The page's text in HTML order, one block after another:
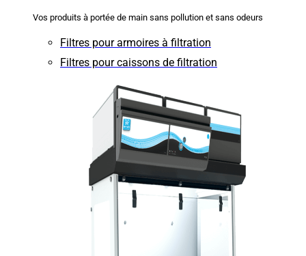
Vos produits à portée de main sans pollution et sans odeurs
Filtres pour armoires à filtration
Filtres pour caissons de filtration